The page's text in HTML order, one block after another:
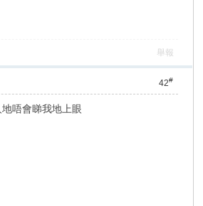
舉報
42#
唔會睇我地上眼